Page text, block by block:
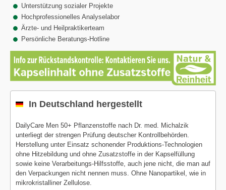
Unterstützung sozialer Projekte
Hochprofessionelles Analyselabor
Ärzte- und Heilpraktikerteam
Persönliche Beratungs-Hotline
In Deutschland hergestellt
DailyCare Men 50+ Pflanzenstoffe nach Dr. med. Michalzik
unterliegt der strengen Prüfung deutscher Kontrollbehörden.
Herstellung unter Einsatz schonender Produktions-Technologien
ohne Hitzebildung und ohne Zusatzstoffe in der Kapselfüllung
sowie keine Verarbeitungs-Hilfsstoffe, auch jene nicht, die man auf
den Verpackungen nicht nennen muss. Ohne Nanopartikel, wie in
mikrokristalliner Zellulose.